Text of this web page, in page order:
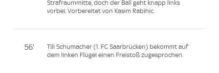
Strafraummitte, doch der Ball geht knapp links
vorbei. Vorbereitet von Kasim Rabihic.
56'
Till Schumacher (1. FC Saarbrücken) bekommt auf
dem linken Flügel einen Freistoß zugesprochen.